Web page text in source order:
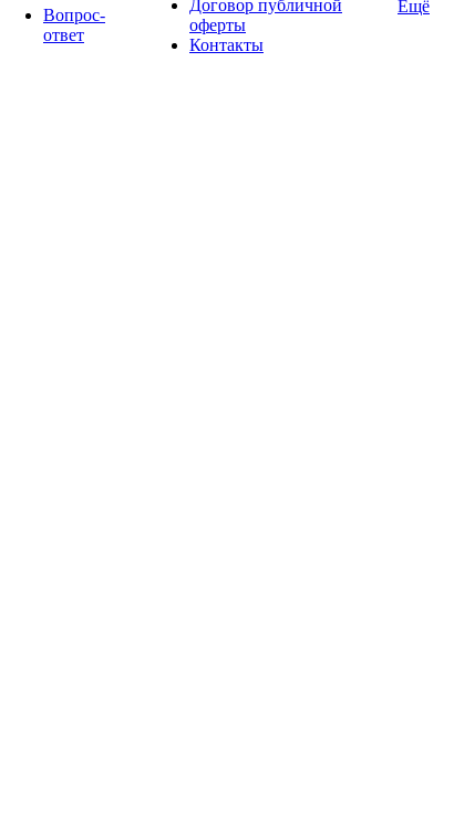
Вопрос-
ответ
Договор публичной
оферты
Контакты
Ещё